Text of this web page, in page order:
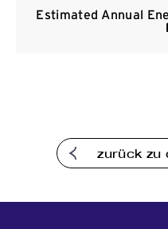
Estimated Annual
zurück zu